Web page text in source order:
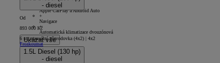
+
Apple CarPlay a Android Auto
+
Navigace
+
Automatická klimatizace dvouzónová
Ukázat vše
- diesel
Od
893 000 Kč
6 st. manuální převodovka (4x2) | 4x2
Prozkoumat
1.5L Diesel (130 hp)
- diesel